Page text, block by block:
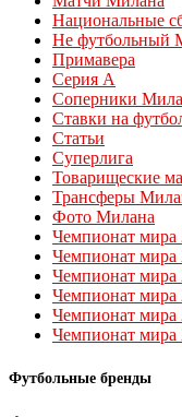
Национальные
Не футбольный
Примавера
Серия А
Соперники
Ставки на
Статьи
Суперлига
Товарищеские
Трансферы
Фото Милана
Чемпионат мира
Чемпионат мира
Чемпионат мира
Чемпионат мира
Чемпионат мира
Чемпионат мира
Футбольные бренды